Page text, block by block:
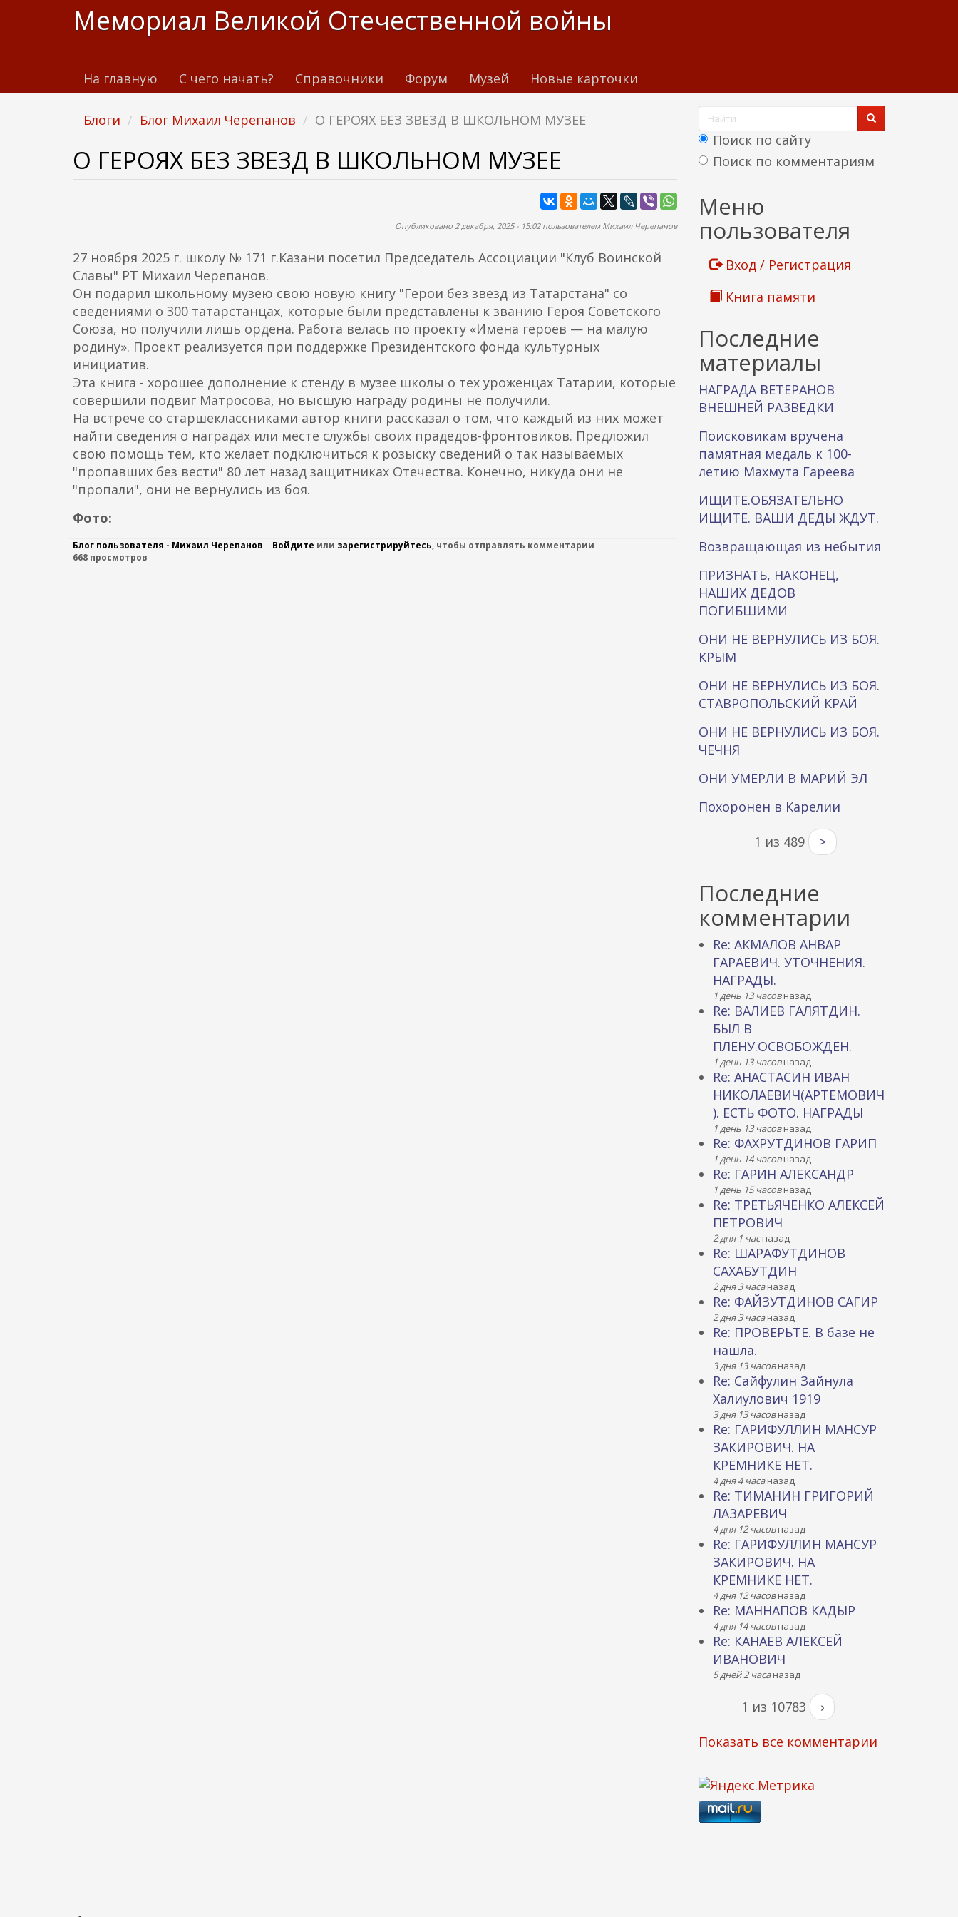
т
Мемориал Великой Отечественной войны
На главную С чего начать? Справочники Форум Музей Новые карточки
Блоги Блог Михаил Черепанов О ГЕРОЯХ БЕЗ ЗВЕЗД В ШКОЛЬНОМ МУЗЕЕ
О ГЕРОЯХ БЕЗ ЗВЕЗД В ШКОЛЬНОМ МУЗЕЕ
Опубликовано 2 декабря, 2025 - 15:02 пользователем Михаил Черепанов
27 ноября 2025 г. школу № 171 г.Казани посетил Председатель Ассоциации "Клуб Воинской
Славы" РТ Михаил Черепанов.
Он подарил школьному музею свою новую книгу "Герои без звезд из Татарстана" со
сведениями о 300 татарстанцах, которые были представлены к званию Героя Советского
Союза, но получили лишь ордена. Работа велась по проекту «Имена героев — на малую
родину». Проект реализуется при поддержке Президентского фонда культурных
инициатив.
Эта книга - хорошее дополнение к стенду в музее школы о тех уроженцах Татарии, которые
совершили подвиг Матросова, но высшую награду родины не получили.
На встрече со старшеклассниками автор книги рассказал о том, что каждый из них может
найти сведения о наградах или месте службы своих прадедов-фронтовиков. Предложил
свою помощь тем, кто желает подключиться к розыску сведений о так называемых
"пропавших без вести" 80 лет назад защитниках Отечества. Конечно, никуда они не
"пропали", они не вернулись из боя.
Фото:
Блог пользователя - Михаил Черепанов Войдите или зарегистрируйтесь, чтобы отправлять комментарии
668 просмотров
Ф
о
р
а
п
о
и
к
а
Поиск по сайту
Поиск по комментариям
Меню
пользователя
Вход / Регистрация
Книга памяти
Последние
материалы
НАГРАДА ВЕТЕРАНОВ
ВНЕШНЕЙ РАЗВЕДКИ
Поисковикам вручена
памятная медаль к 100-
летию Махмута Гареева
ИЩИТЕ.ОБЯЗАТЕЛЬНО
ИЩИТЕ. ВАШИ ДЕДЫ ЖДУТ.
Возвращающая из небытия
ПРИЗНАТЬ, НАКОНЕЦ,
НАШИХ ДЕДОВ
ПОГИБШИМИ
ОНИ НЕ ВЕРНУЛИСЬ ИЗ БОЯ.
КРЫМ
ОНИ НЕ ВЕРНУЛИСЬ ИЗ БОЯ.
СТАВРОПОЛЬСКИЙ КРАЙ
ОНИ НЕ ВЕРНУЛИСЬ ИЗ БОЯ.
ЧЕЧНЯ
ОНИ УМЕРЛИ В МАРИЙ ЭЛ
Похоронен в Карелии
1 из 489 >
Последние
комментарии
Re: АКМАЛОВ АНВАР
ГАРАЕВИЧ. УТОЧНЕНИЯ.
НАГРАДЫ.
1 день 13 часовназад
Re: ВАЛИЕВ ГАЛЯТДИН.
БЫЛ В
ПЛЕНУ.ОСВОБОЖДЕН.
1 день 13 часовназад
Re: АНАСТАСИН ИВАН
НИКОЛАЕВИЧ(АРТЕМОВИЧ
). ЕСТЬ ФОТО. НАГРАДЫ
1 день 13 часовназад
Re: ФАХРУТДИНОВ ГАРИП
1 день 14 часовназад
Re: ГАРИН АЛЕКСАНДР
1 день 15 часовназад
Re: ТРЕТЬЯЧЕНКО АЛЕКСЕЙ
ПЕТРОВИЧ
2 дня 1 часназад
Re: ШАРАФУТДИНОВ
САХАБУТДИН
2 дня 3 часаназад
Re: ФАЙЗУТДИНОВ САГИР
2 дня 3 часаназад
Re: ПРОВЕРЬТЕ. В базе не
нашла.
3 дня 13 часовназад
Re: Сайфулин Зайнула
Халиулович 1919
3 дня 13 часовназад
Re: ГАРИФУЛЛИН МАНСУР
ЗАКИРОВИЧ. НА
КРЕМНИКЕ НЕТ.
4 дня 4 часаназад
Re: ТИМАНИН ГРИГОРИЙ
ЛАЗАРЕВИЧ
4 дня 12 часовназад
Re: ГАРИФУЛЛИН МАНСУР
ЗАКИРОВИЧ. НА
КРЕМНИКЕ НЕТ.
4 дня 12 часовназад
Re: МАННАПОВ КАДЫР
4 дня 14 часовназад
Re: КАНАЕВ АЛЕКСЕЙ
ИВАНОВИЧ
5 дней 2 часаназад
1 из 10783 ›
Показать все комментарии